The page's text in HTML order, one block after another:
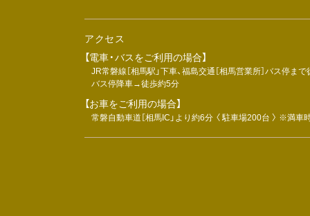
アクセス
【電車・バスをご利用の場合】
JR常磐線［相馬駅」下車、福島交通［相馬営業所］バス停ま
バス停降車→徒歩約5分
【お車をご利用の場合】
常磐自動車道［相馬IC」より約6分 〈 駐車場200台 〉 ※満車